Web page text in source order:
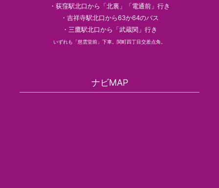
・荻窪駅北口から「北裏」「電通前」行き
・吉祥寺駅北口から63か64のバス
・三鷹駅北口から「武蔵関」行き
いずれも「慈雲堂前」下車。関町四丁目交差点角。
ナビMAP